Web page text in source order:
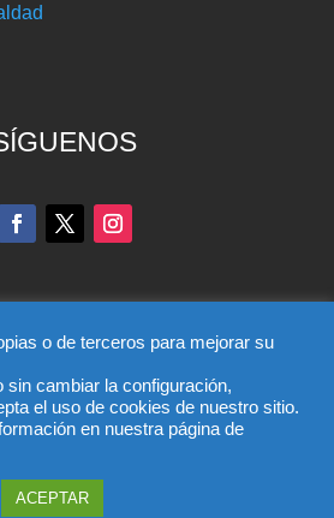
Toledo – C/ Colombia, 6, 45004,
Teléfono 925 285 528
la aceptación del
y lapolítica de cookies
o de terceros para mejorar su
sin cambiar la configuración,
el uso de cookies de nuestro sitio.
en nuestra página de
ACEPTAR